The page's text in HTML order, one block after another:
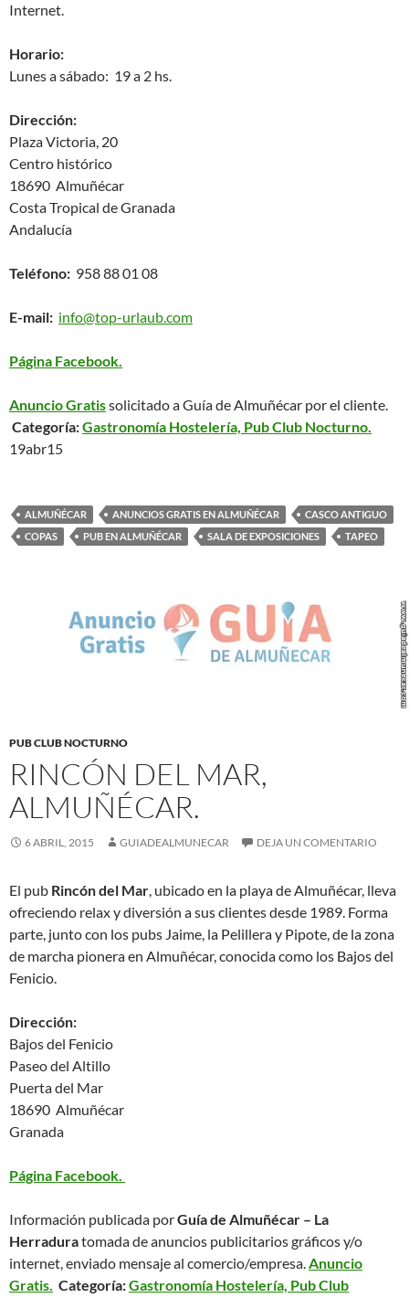
Internet.
Horario:
Lunes a sábado: 19 a 2 hs.
Dirección:
Plaza Victoria, 20
Centro histórico
18690 Almuñécar
Costa Tropical de Granada
Andalucía
Teléfono: 958 88 01 08
E-mail: info@top-urlaub.com
Página Facebook.
Anuncio Gratissolicitado a Guía de Almuñécar por el cliente.
Categoría:Gastronomía Hostelería, Pub Club Nocturno.
19abr15
ALMUÑÉCAR ANUNCIOS GRATIS EN ALMUÑÉCAR
CASCO ANTIGUO
COPAS
PUB EN ALMUÑÉCAR SALA DE EXPOSICIONES TAPEO
PUB CLUB NOCTURNO
RINCÓN DEL MAR,
ALMUÑÉCAR.
6 ABRIL, 2015 GUIADEALMUNECAR DEJA UN COMENTARIO
El pub Rincón del Mar , ubicado en la playa de Almuñécar, lleva
ofreciendo relax y diversión a sus clientes desde 1989. Forma
parte, junto con los pubs Jaime, la Pelillera y Pipote, de la zona
de marcha pionera en Almuñécar, conocida como los Bajos del
Fenicio.
Dirección:
Bajos del Fenicio
Paseo del Altillo
Puerta del Mar
18690 Almuñécar
Granada
Página Facebook.
Información publicada porGuía de Almuñécar – La
Herraduratomada de anuncios publicitarios gráficos y/o
internet, enviado mensaje al comercio/empresa. Anuncio
Gratis. Categoría:Gastronomía Hostelería, Pub Club